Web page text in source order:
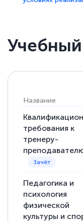
Название
требования к
тренеру-
Педагогика и
психология
физической
культуры и